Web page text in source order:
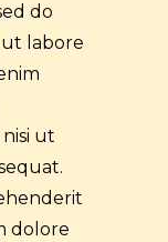
do
labore
ut
dolore